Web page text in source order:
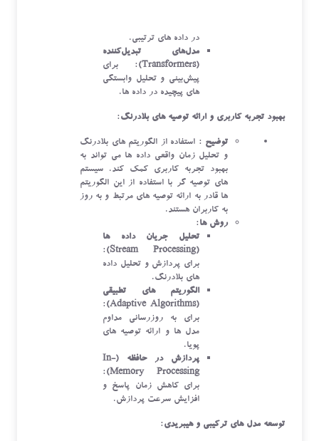
در داده ‌های ترتیبی.
مدل‌های تبدیل‌کننده
(Transformers)
: برای
پیش‌بینی و تحلیل وابستگی
‌های پیچیده در داده ‌ها.
بهبود تجربه کاربری و ارائه توصیه ‌های بلادرنگ:
توضیح : استفاده از الگوریتم ‌های بلادرنگ
و تحلیل زمان واقعی داده‌ ها می ‌تواند به
بهبود تجربه کاربری کمک کند. سیستم‌
های توصیه ‌گر با استفاده از این الگوریتم‌
ها قادر به ارائه توصیه‌ های مرتبط و به ‌روز
به کاربران هستند.
روش ‌ها:
تحلیل جریان داده ‌ها
(Stream Processing)
:
برای پردازش و تحلیل داده‌
های بلادرنگ.
الگوریتم ‌های تطبیقی
(Adaptive Algorithms)
:
برای به ‌روزرسانی مداوم
مدل‌ ها و ارائه توصیه‌ های
پویا.
پردازش در حافظه (In-
Memory Processing)
:
برای کاهش زمان پاسخ و
افزایش سرعت پردازش.
توسعه مدل ‌های ترکیبی و هیبریدی: